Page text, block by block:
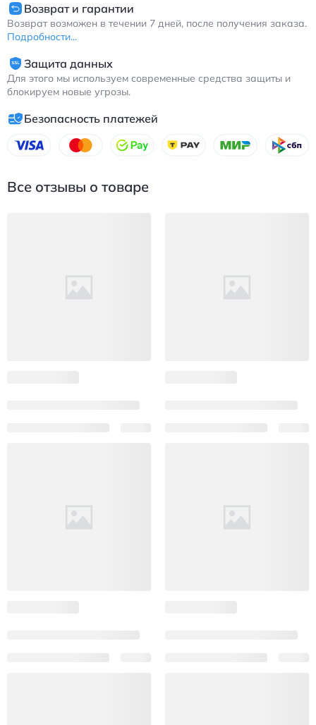
Возврат и гарантии
Возврат возможен в течении 7 дней, после получения заказа.
Подробности...
Защита данных
Для этого мы используем современные средства защиты и
блокируем новые угрозы.
Безопасность платежей
Все отзывы о товаре